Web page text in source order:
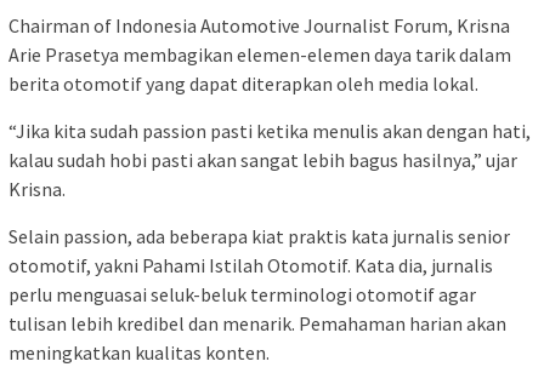
Chairman of Indonesia Automotive Journalist Forum, Krisna
Arie Prasetya membagikan elemen-elemen daya tarik dalam
berita otomotif yang dapat diterapkan oleh media lokal.
“Jika kita sudah passion pasti ketika menulis akan dengan hati,
kalau sudah hobi pasti akan sangat lebih bagus hasilnya,” ujar
Krisna.
Selain passion, ada beberapa kiat praktis kata jurnalis senior
otomotif, yakni Pahami Istilah Otomotif. Kata dia, jurnalis
perlu menguasai seluk-beluk terminologi otomotif agar
tulisan lebih kredibel dan menarik. Pemahaman harian akan
meningkatkan kualitas konten.